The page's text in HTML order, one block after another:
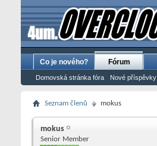
Co je nového? Fórum
Domovská stránka fóra Nové příspěvky
Seznam členů mokus
mokus
Senior Member